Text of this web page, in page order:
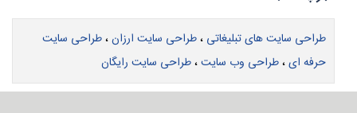
طراحی سایت های تبلیغاتی ،طراحی سایت ارزان،طراحی سایت
حرفه ای،طراحی وب سایت،طراحی سایت رایگان